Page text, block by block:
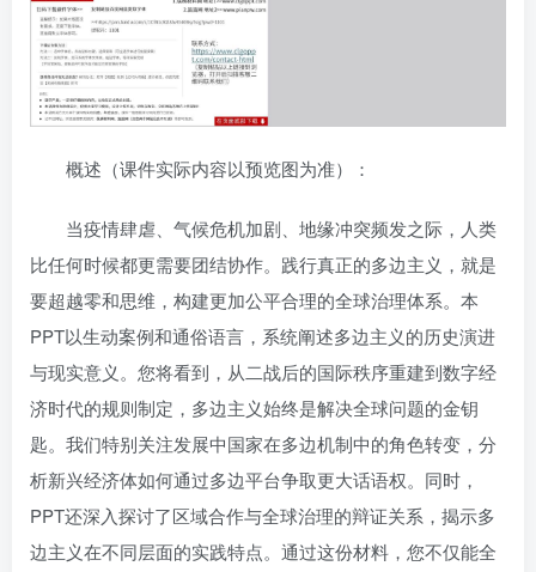
概述（课件实际内容以预览图为准）：
当疫情肆虐、气候危机加剧、地缘冲突频发之际，人类
比任何时候都更需要团结协作。践行真正的多边主义，就是
要超越零和思维，构建更加公平合理的全球治理体系。本
PPT以生动案例和通俗语言，系统阐述多边主义的历史演进
与现实意义。您将看到，从二战后的国际秩序重建到数字经
济时代的规则制定，多边主义始终是解决全球问题的金钥
匙。我们特别关注发展中国家在多边机制中的角色转变，分
析新兴经济体如何通过多边平台争取更大话语权。同时，
PPT还深入探讨了区域合作与全球治理的辩证关系，揭示多
边主义在不同层面的实践特点。通过这份材料，您不仅能全